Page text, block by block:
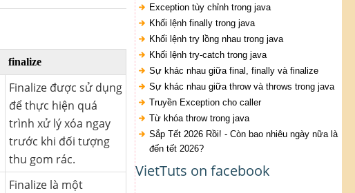
finalize
Finalize được sử dụng
để thực hiện quá
trình xử lý xóa ngay
trước khi đối tượng
thu gom rác.
Finalize là một
Exception tùy chỉnh trong java
Khối lệnh finally trong java
Khối lệnh try lồng nhau trong java
Khối lệnh try-catch trong java
Sự khác nhau giữa final, finally và finalize
Sự khác nhau giữa throw và throws trong java
Truyền Exception cho caller
Từ khóa throw trong java
Sắp Tết 2026 Rồi! - Còn bao nhiêu ngày nữa là
đến tết 2026?
VietTuts on facebook